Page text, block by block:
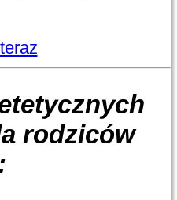
rodziców